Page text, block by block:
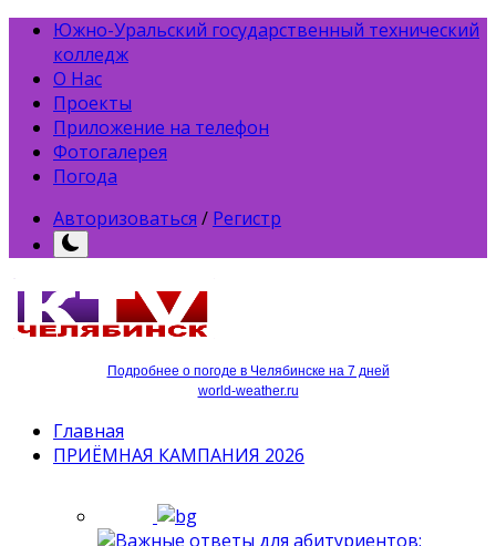
Южно-Уральский государственный технический
колледж
О Нас
Проекты
Приложение на телефон
Фотогалерея
Погода
Авторизоваться / Регистр
Подробнее о погоде в Челябинске на 7 дней
world-weather.ru
Главная
ПРИЁМНАЯ КАМПАНИЯ 2026